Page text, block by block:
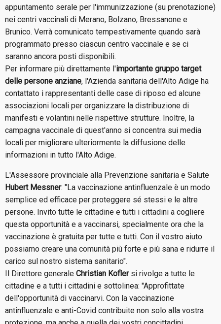
appuntamento serale per l'immunizzazione (su prenotazione)
nei centri vaccinali di Merano, Bolzano, Bressanone e
Brunico. Verrà comunicato tempestivamente quando sarà
programmato presso ciascun centro vaccinale e se ci
saranno ancora posti disponibili.
Per informare più direttamente l'importante gruppo target
delle persone anziane, l'Azienda sanitaria dell'Alto Adige ha
contattato i rappresentanti delle case di riposo ed alcune
associazioni locali per organizzare la distribuzione di
manifesti e volantini nelle rispettive strutture. Inoltre, la
campagna vaccinale di quest'anno si concentra sui media
locali per migliorare ulteriormente la diffusione delle
informazioni in tutto l'Alto Adige.
L'Assessore provinciale alla Prevenzione sanitaria e Salute
Hubert Messner: "La vaccinazione antinfluenzale è un modo
semplice ed efficace per proteggere sé stessi e le altre
persone. Invito tutte le cittadine e tutti i cittadini a cogliere
questa opportunità e a vaccinarsi, specialmente ora che la
vaccinazione è gratuita per tutte e tutti. Con il vostro aiuto
possiamo creare una comunità più forte e più sana e ridurre il
carico sul nostro sistema sanitario".
Il Direttore generale Christian Koflersi rivolge a tutte le
cittadine e a tutti i cittadini e sottolinea: "Approfittate
dell'opportunità di vaccinarvi. Con la vaccinazione
antinfluenzale e anti-Covid contribuite non solo alla vostra